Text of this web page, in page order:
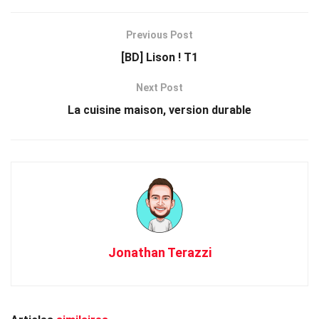
Previous Post
[BD] Lison ! T1
Next Post
La cuisine maison, version durable
Jonathan Terazzi